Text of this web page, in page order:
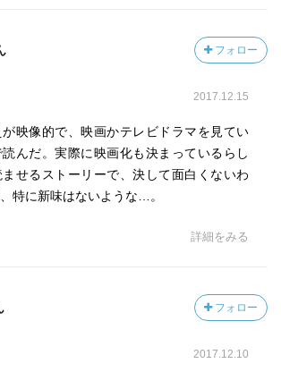
フォロー
2017.12.15
映像的で、映画かテレビドラマを見てい
んだ。実際に映画化も決まっているらし
せるストーリーで、決して面白くないわ
特に新味はないような…。
詳細をみる
フォロー
2017.12.10